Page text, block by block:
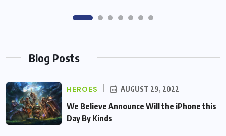
Blog Posts
HEROES AUGUST 29, 2022
We Believe Announce Will the iPhone this
Day By Kinds